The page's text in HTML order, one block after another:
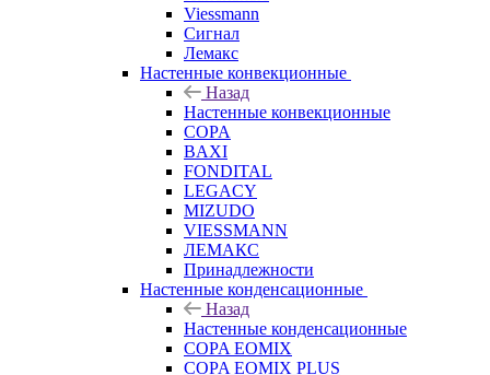
Viessmann
Сигнал
Лемакс
Настенные конвекционные
Назад
Настенные конвекционные
COPA
BAXI
FONDITAL
LEGACY
MIZUDO
VIESSMANN
ЛЕМАКС
Принадлежности
Настенные конденсационные
Назад
Настенные конденсационные
COPA EOMIX
COPA EOMIX PLUS